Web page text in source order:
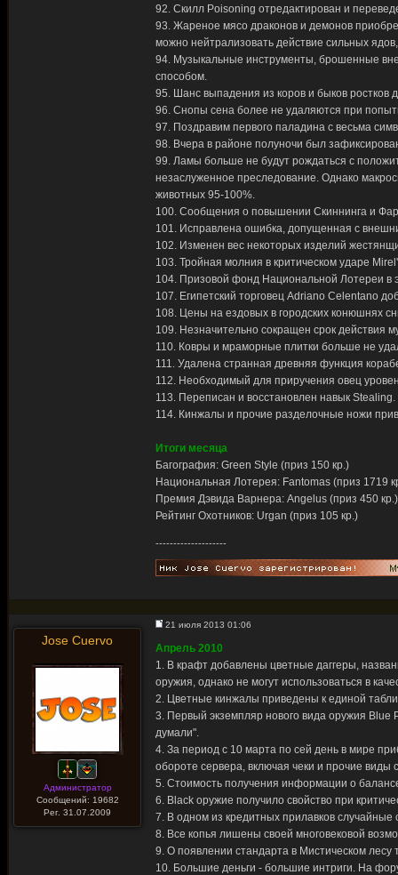
92. Скилл Poisoning отредактирован и
93. Жареное мясо драконов и демонов
можно нейтрализовать действие сильных
94. Музыкальные инструменты, брошенные
способом.
95. Шанс выпадения из коров и быков ростков
96. Снопы сена более не удаляются при
97. Поздравим первого паладина с весьма
98. Вчера в районе полуночи был
99. Ламы больше не будут рождаться с
незаслуженное преследование. Однако
животных 95-100%.
100. Сообщения о повышении Скиннинга и
101. Исправлена ошибка, допущенная с
102. Изменен вес некоторых изделий
103. Тройная молния в критическом ударе
104. Призовой фонд Национальной Лотереи в
107. Египетский торговец Adriano Celentano
108. Цены на ездовых в городских конюшнях
109. Незначительно сокращен срок действия
110. Ковры и мраморные плитки больше не
111. Удалена странная древняя функция
112. Необходимый для приручения овец
113. Переписан и восстановлен навык
114. Кинжалы и прочие разделочные ножи
Итоги месяца
Багография: Green Style (приз 150 кр.)
Национальная Лотерея: Fantomas (приз 1719
Премия Дэвида Варнера: Angelus (приз 450 кр.)
Рейтинг Охотников: Urgan (приз 105 кр.)
--------------------
Jose Cuervo
Администратор
Сообщений: 19682
Рег. 31.07.2009
21 июля 2013 01:06
Апрель 2010
1. В крафт добавлены цветные даггеры,
оружия, однако не могут использоваться в
2. Цветные кинжалы приведены к единой
3. Первый экземпляр нового вида оружия Blue
думали".
4. За период с 10 марта по сей день в мире
обороте сервера, включая чеки и прочие
5. Стоимость получения информации о
6. Black оружие получило свойство при
7. В одном из кредитных прилавков
8. Все копья лишены своей многовековой
9. О появлении стандарта в Мистическом лесу
10. Большие деньги - большие интриги. На